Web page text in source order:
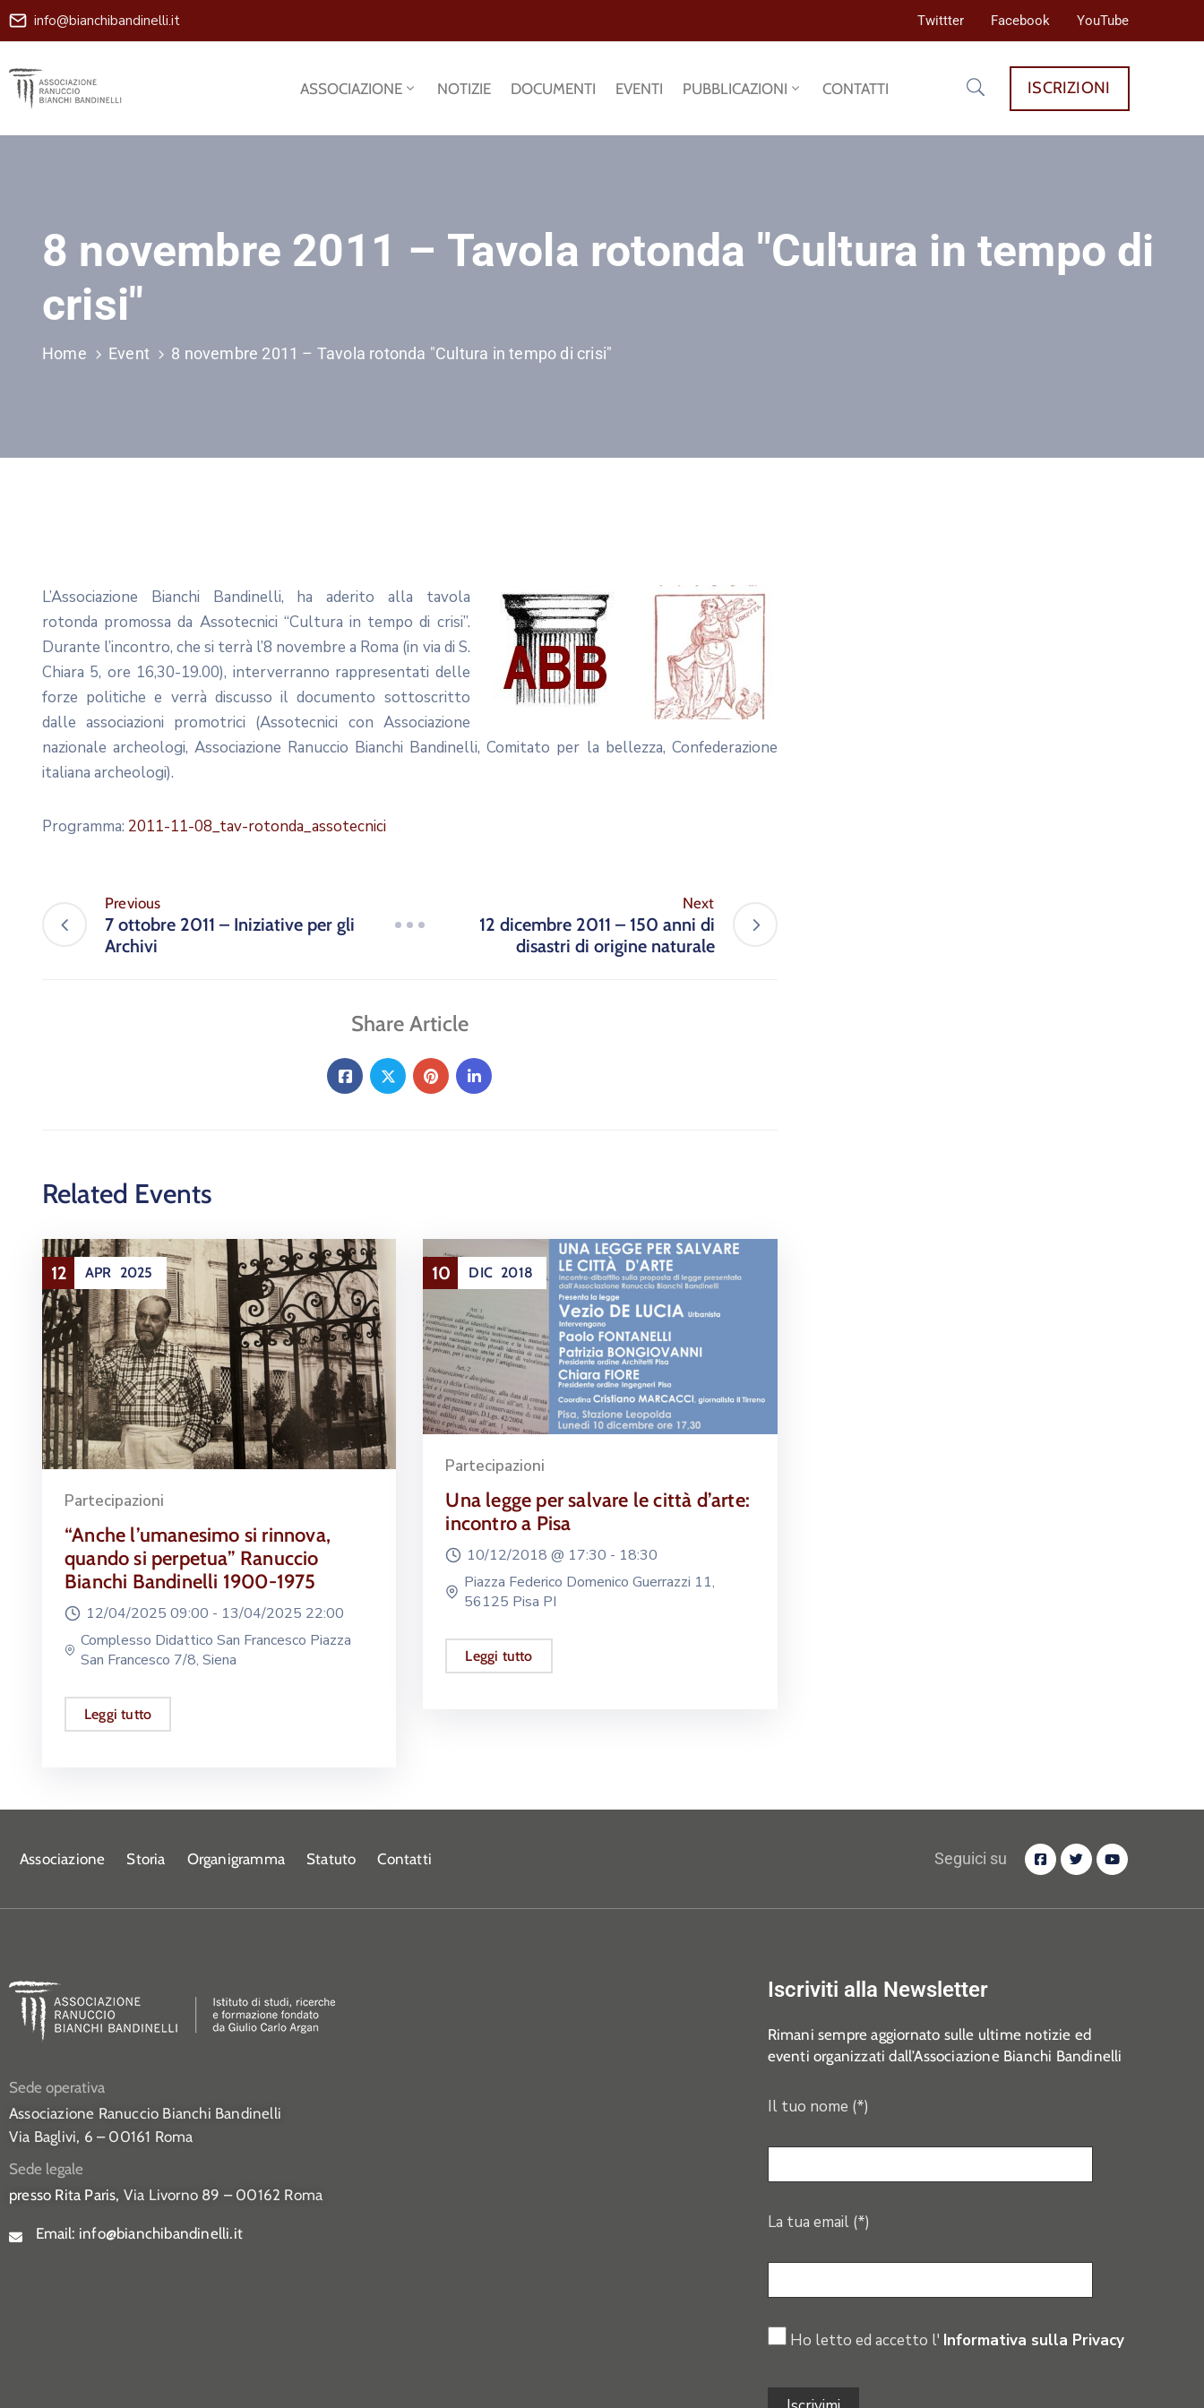
info@bianchibandinelli.it Twittter Facebook YouTube
ASSOCIAZIONE NOTIZIE DOCUMENTI EVENTI PUBBLICAZIONI CONTATTI ISCRIZIONI
8 novembre 2011 – Tavola rotonda "Cultura in tempo di
crisi"
Home Event 8 novembre 2011 – Tavola rotonda "Cultura in tempo di crisi"
L’Associazione Bianchi Bandinelli, ha aderito alla tavola
rotonda promossa da Assotecnici “Cultura in tempo di crisi”.
Durante l’incontro, che si terrà l’8 novembre a Roma (in via di S.
Chiara 5, ore 16,30-19.00), interverranno rappresentati delle
forze politiche e verrà discusso il documento sottoscritto
dalle associazioni promotrici (Assotecnici con Associazione
nazionale archeologi, Associazione Ranuccio Bianchi Bandinelli, Comitato per la bellezza, Confederazione
italiana archeologi).
Programma: 2011-11-08_tav-rotonda_assotecnici
Previous
7 ottobre 2011 – Iniziative per gli
Archivi
Next
12 dicembre 2011 – 150 anni di
disastri di origine naturale
Share Article
Related Events
12 APR 2025
Partecipazioni
“Anche l’umanesimo si rinnova,
quando si perpetua” Ranuccio
Bianchi Bandinelli 1900-1975
12/04/2025 09:00 - 13/04/2025 22:00
Complesso Didattico San Francesco Piazza
San Francesco 7/8, Siena
Leggi tutto
10 DIC 2018
Partecipazioni
Una legge per salvare le città d’arte:
incontro a Pisa
10/12/2018 @ 17:30 - 18:30
Piazza Federico Domenico Guerrazzi 11,
56125 Pisa PI
Leggi tutto
Associazione Storia Organigramma Statuto Contatti Seguici su
Sede operativa
Associazione Ranuccio Bianchi Bandinelli
Via Baglivi, 6 – 00161 Roma
Sede legale
presso Rita Paris, Via Livorno 89 – 00162 Roma
Email: info@bianchibandinelli.it
Iscriviti alla Newsletter
Rimani sempre aggiornato sulle ultime notizie ed
eventi organizzati dall’Associazione Bianchi Bandinelli
Il tuo nome (*)
La tua email (*)
Ho letto ed accetto l' Informativa sulla Privacy